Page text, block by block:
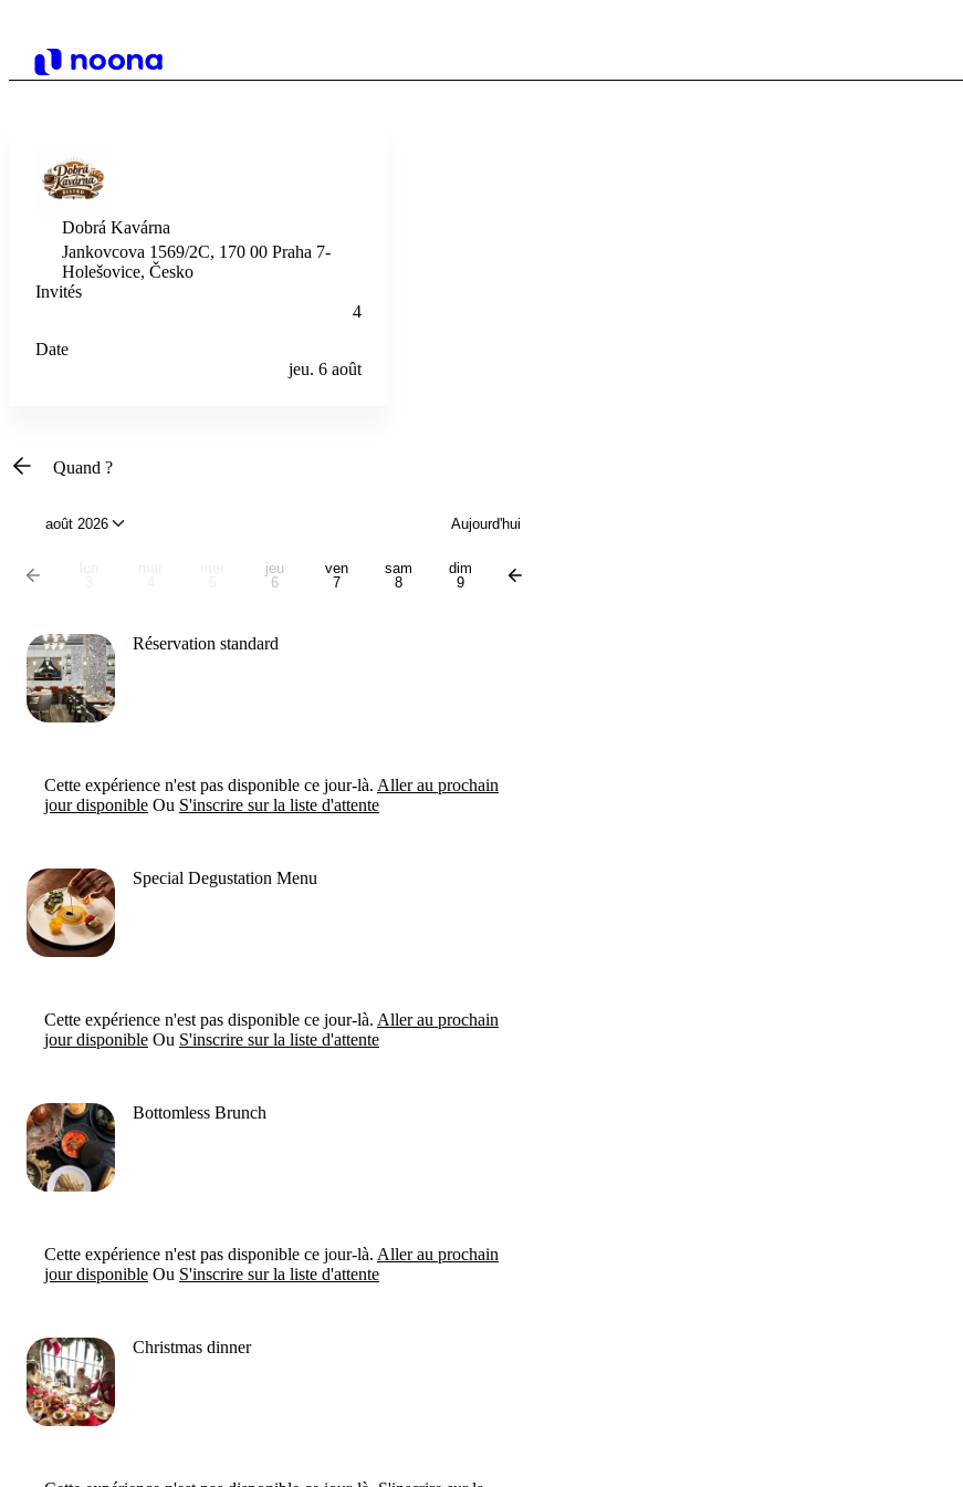
Dobrá Kavárna
Jankovcova 1569/2C, 170 00 Praha 7-
Holešovice, Česko
Invités
4
Date
jeu. 6 août
Quand ?
août 2026 Aujourd'hui
jeu
6
ven
7
sam
8
dim
9
Réservation standard
Cette expérience n'est pas disponible ce jour-là. Aller au prochain
jour disponible Ou S'inscrire sur la liste d'attente
Special Degustation Menu
Cette expérience n'est pas disponible ce jour-là. Aller au prochain
jour disponible Ou S'inscrire sur la liste d'attente
Bottomless Brunch
Cette expérience n'est pas disponible ce jour-là. Aller au prochain
jour disponible Ou S'inscrire sur la liste d'attente
Christmas dinner